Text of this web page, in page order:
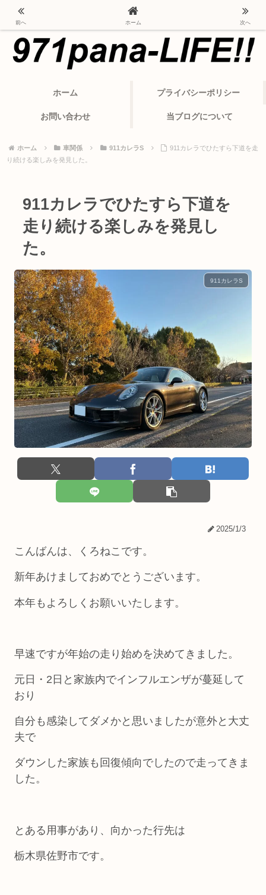
ポルシェ・パナメーラから変わったカーライフ
ホーム プライバシーポリシー
お問い合わせ 当ブログについて
ホーム 車関係 911カレラS
911カレラでひたすら下道を走
り続ける楽しみを発見した。
911カレラでひたすら下道を
走り続ける楽しみを発見し
た。
911カレラS
2025/1/3
こんばんは、くろねこです。
新年あけましておめでとうございます。
本年もよろしくお願いいたします。
早速ですが年始の走り始めを決めてきました。
元日・2日と家族内でインフルエンザが蔓延して
おり
自分も感染してダメかと思いましたが意外と大丈
夫で
ダウンした家族も回復傾向でしたので走ってきま
した。
とある用事があり、向かった行先は
栃木県佐野市です。
前へ ホーム 次へ